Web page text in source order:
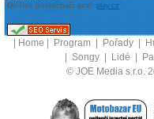
On-line posluchači graf: play.cz
Home Program Pořady
Songy Lidé
© JOE Media s.r.o.